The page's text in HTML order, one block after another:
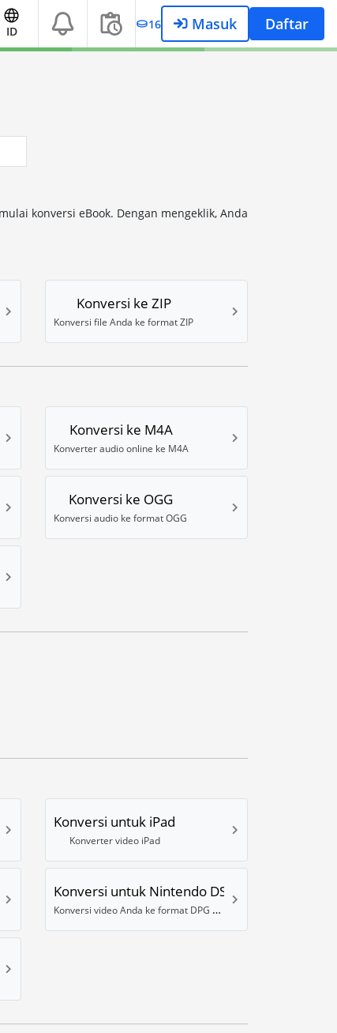
ID 16 Masuk Daftar
konversi eBook. Dengan mengeklik, Anda
Konversi ke ZIP
Konversi file Anda ke format ZIP
Konversi ke M4A
Konverter audio online ke M4A
Konversi ke OGG
Konversi audio ke format OGG
Konversi untuk iPad
Konverter video iPad
Konversi untuk Nintendo DS
Konversi video Anda ke format DPG Nintendo DS